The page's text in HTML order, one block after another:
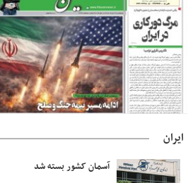
بقائی: فضای مذاکرات فنی و سیاسی ایران و
عمان درباره تنگه هرمز، مثبت است
رئیس سازمان جهاد کشاورزی استان: کشاورزان
گیلان نسبت به دریافت یارانه کود اقدام کنند
تمدید مهلت اظهارنامه‌های مالیاتی سال ۱۴۰۴ تا
پایان شهریورماه
ایران
آسمان کشور بسته شد